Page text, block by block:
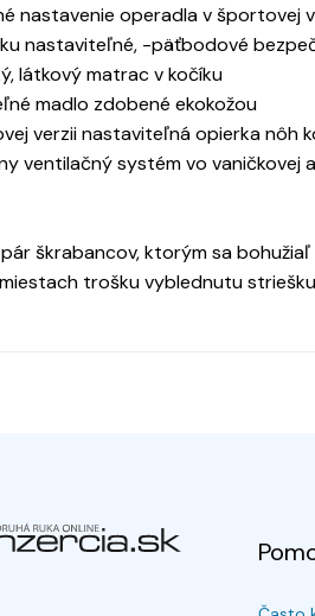
nastavenie operadla v športovej
nastaviteľné, -päťbodové
látkový matrac v kočíku
madlo zdobené ekokožou
verzii nastaviteľná opierka nôh
ventilačný systém vo vaničkovej
škrabancov, ktorým sa
trošku vyblednutu